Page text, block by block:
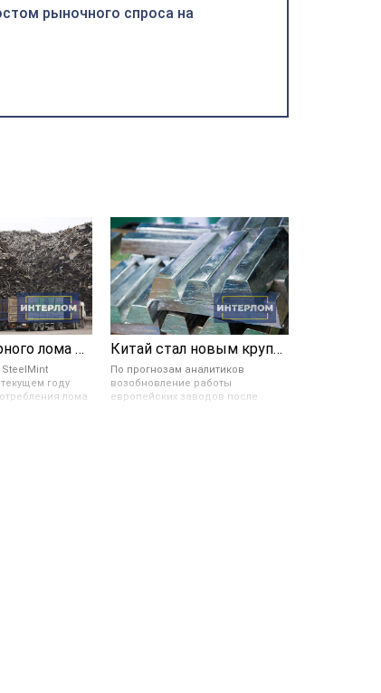
рыночного спроса на
Обороты черного лома на мировом рынке упали на 6 %
году
лома
Китай стал новым крупным нетто-экспортером цинка и свинца
По прогнозам аналитиков
возобновление работы
европейских заводов после